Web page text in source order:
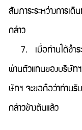
สัมภาระระหว่างการ
กล่าว
7. เมื่อท่านได้ชำระ
ผ่านตัวแทนของบริษัท
ษัทฯ จะขอถือว่าท่านรั
กล่าวข้างต้นแล้ว